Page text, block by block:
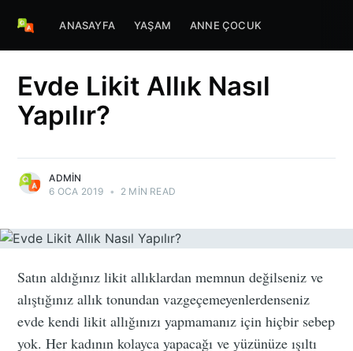
ANASAYFA YAŞAM ANNE ÇOCUK
Evde Likit Allık Nasıl
Yapılır?
ADMIN
6 OCA 2019 • 2 MIN READ
Satın aldığınız likit allıklardan memnun değilseniz ve
alıştığınız allık tonundan vazgeçemeyenlerdenseniz
evde kendi likit allığınızı yapmamanız için hiçbir sebep
yok. Her kadının kolayca yapacağı ve yüzünüze ışıltı